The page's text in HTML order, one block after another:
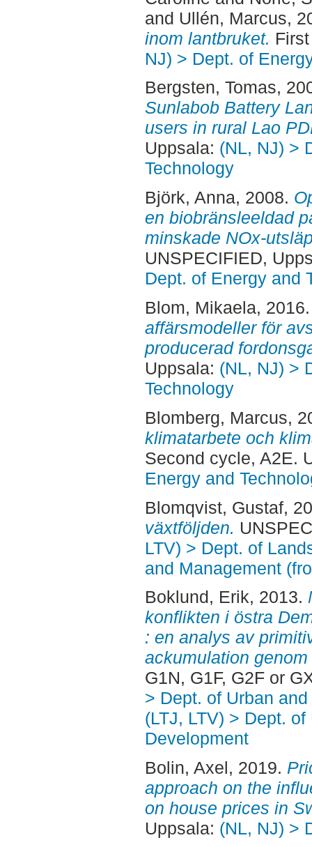
and Ullén, Marcus,
inom lantbruket.
NJ) > Dept. of
Bergsten, Tomas,
Sunlabob Battery
users in rural Lao
Uppsala: (NL, NJ) >
Technology
Björk, Anna, 2008.
en biobränsleeldad
minskade NOx-
UNSPECIFIED,
Dept. of Energy and
Blom, Mikaela,
affärsmodeller för
producerad
Uppsala: (NL, NJ) >
Technology
Blomberg, Marcus,
klimatarbete och
Second cycle, A2E.
Energy and
Blomqvist, Gustaf,
växtföljden.
LTV) > Dept. of
and Management
Boklund, Erik, 2013.
konflikten i östra
: en analys av
ackumulation
G1N, G1F, G2F or
> Dept. of Urban
(LTJ, LTV) > Dept.
Development
Bolin, Axel, 2019.
approach on the
on house prices in
Uppsala: (NL, NJ) >